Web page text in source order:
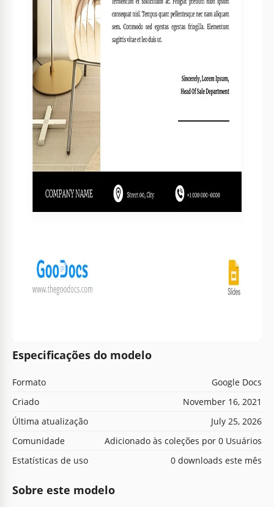
Especificações do modelo
Formato
Google Docs
Criado
November 16, 2021
Última atualização
July 25, 2026
Comunidade
Adicionado às coleções por 0 Usuários
Estatísticas de uso
0 downloads este mês
Sobre este modelo